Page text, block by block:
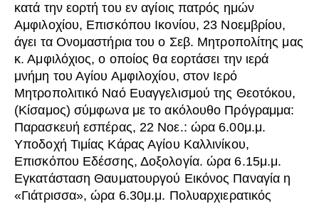
κατά την εορτή του εν αγίοις πατρός ημών
Αμφιλοχίου, Επισκόπου Ικονίου, 23 Νοεμβρίου,
άγει τα Ονομαστήρια του ο Σεβ. Μητροπολίτης μας
κ. Αμφιλόχιος, ο οποίος θα εορτάσει την ιερά
μνήμη του Αγίου Αμφιλοχίου, στον Ιερό
Μητροπολιτικό Ναό Ευαγγελισμού της Θεοτόκου,
(Κίσαμος) σύμφωνα με το ακόλουθο Πρόγραμμα:
Παρασκευή εσπέρας, 22 Νοε.: ώρα 6.00μ.μ.
Υποδοχή Τιμίας Κάρας Αγίου Καλλινίκου,
Επισκόπου Εδέσσης, Δοξολογία. ώρα 6.15μ.μ.
Εγκατάσταση Θαυματουργού Εικόνος Παναγία η
«Γιάτρισσα», ώρα 6.30μ.μ. Πολυαρχιερατικός